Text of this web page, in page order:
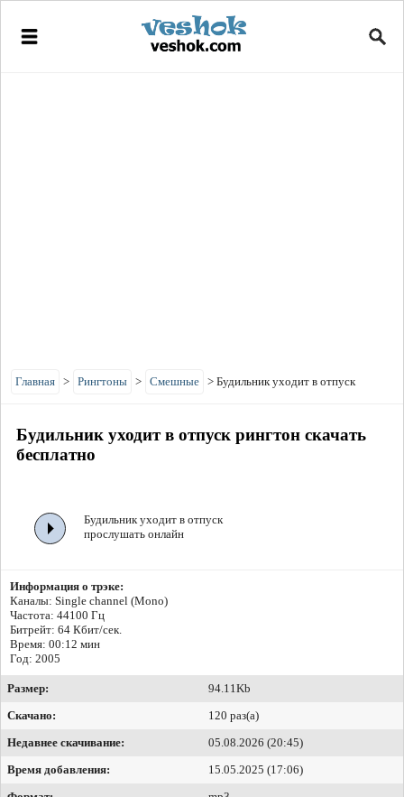
Главная > Рингтоны > Смешные > Будильник уходит в отпуск
Будильник уходит в отпуск рингтон скачать
бесплатно
Будильник уходит в отпуск
прослушать онлайн
Информация о трэке:
Каналы: Single channel (Mono)
Частота: 44100 Гц
Битрейт: 64 Кбит/сек.
Время: 00:12 мин
Год: 2005
Размер:
94.11Kb
Скачано:
120 раз(а)
Недавнее скачивание:
05.08.2026 (20:45)
Время добавления:
15.05.2025 (17:06)